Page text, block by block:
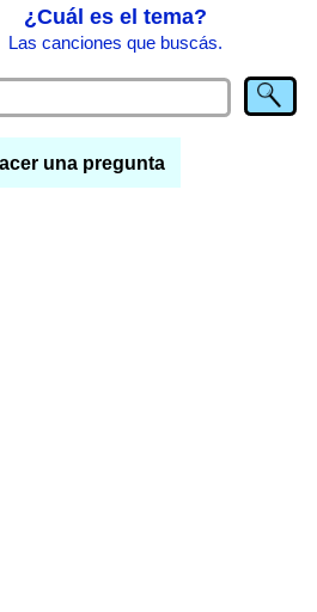
¿Cuál es el tema?
Las canciones que buscás.
una pregunta